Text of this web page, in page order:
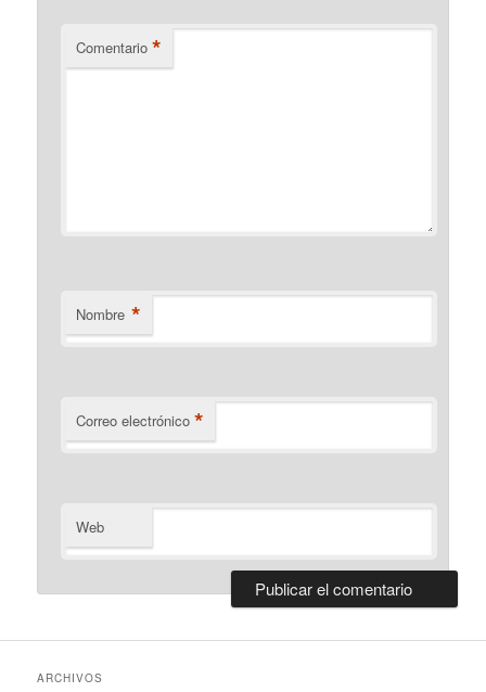
Comentario *
Nombre *
Correo electrónico *
Web
ARCHIVOS